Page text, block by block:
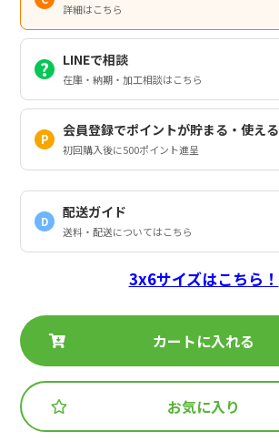
詳細はこちら
LINEで相談
在庫・納期・加工相談はこちら
会員登録でポイントが貯まる・使える
初回購入後に500ポイント進呈
D
配送ガイド
送料・配送についてはこちら
3x6サイズはこちら！
カートに入れる
お気に入り